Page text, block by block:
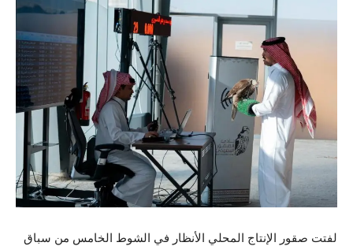
لفتت صقور الإنتاج المحلي الأنظار في الشوط الخامس من سباق